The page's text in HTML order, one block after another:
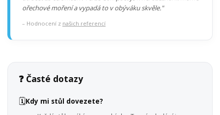
ořechové moření a vypadá to v obýváku skvěle."
– Hodnocení z našich referencí
❓ Časté dotazy
🗓️Kdy mi stůl dovezete?